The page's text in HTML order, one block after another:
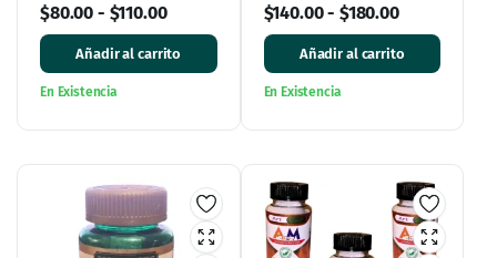
$80.00 - $110.00
Añadir al carrito
En Existencia
$140.00- $180.00
Añadir al carrito
En Existencia